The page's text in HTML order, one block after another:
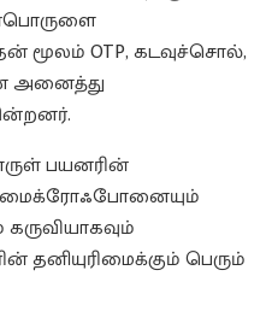
மூலம் OTP, கடவுச்சொல்,
அனைத்து
பயனரின்
மைக்ரோஃபோனையும்
தனியுரிமைக்கும் பெரும்